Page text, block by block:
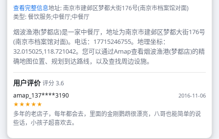
查看完整信息地址: 南京市建邺区梦都大街176号(南京市档案馆对面)
类型: 餐饮服务;中餐厅;中餐厅
烟波渔港(梦都店)是一家中餐厅，地址为南京市建邺区梦都大街176号
(南京市档案馆对面)。电话：17715246755。地理坐标：
32.015025,118.721042。您可以通过Amap查看烟波渔港(梦都店)的精
确地图位置、规划到达路线，以及查找周边设施。
用户评价评分 3.6
amap_137****3190
2016-11-06
★★★★★
多年的老店子，每年都会去，里面的金刚鹦鹉很漂亮，八哥也能简单的说
些话，小孩子超喜欢去。